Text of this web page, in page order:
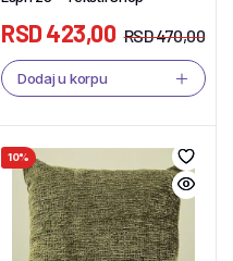
RSD470,00
RSD423,00
Dodaj u korpu
10%